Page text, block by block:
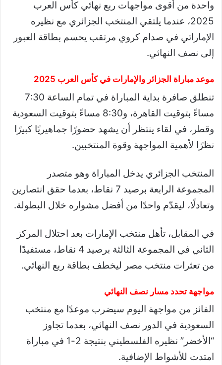
واحدة من أقوى مواجهات ربع نهائي كأس العرب
2025، عندما يلتقي المنتخب الجزائري مع نظيره
الإماراتي في صدام كروي مرتقب يحسم بطاقة العبور
إلى نصف النهائي.
موعد مباراة الجزائر والإمارات في كأس العرب 2025
تنطلق صافرة بداية المباراة في تمام الساعة 7:30
مساءً بتوقيت القاهرة، و8:30 مساءً بتوقيت السعودية
وقطر، في لقاء ينتظر أن يشهد حضورًا جماهيريًا كبيرًا
نظرًا لأهمية المواجهة وقوة المنتخبين.
المنتخب الجزائري يدخل المباراة وهو متصدر
المجموعة الرابعة برصيد 7 نقاط، بعدما حقق انتصارين
وتعادلًا، ليقدّم واحدًا من أفضل مشواره خلال البطولة.
في المقابل، تأهل منتخب الإمارات بعد احتلال المركز
الثاني في المجموعة الثالثة برصيد 4 نقاط، مستفيدًا
من تعثرات منتخب مصر ليخطف بطاقة ربع النهائي.
مواجهة تحدد مسار نصف النهائي
الفائز من مواجهة اليوم سيضرب موعدًا مع منتخب
السعودية في الدور نصف النهائي، بعدما تجاوز
“الأخضر” نظيره الفلسطيني بنتيجة 2-1 في مباراة
امتدت للأشواط الإضافية.